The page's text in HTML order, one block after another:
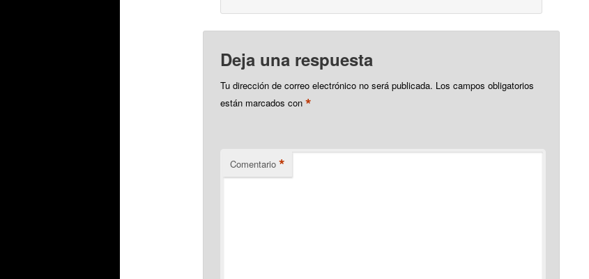
Deja una respuesta
Tu dirección de correo electrónico no será publicada. Los campos obligatorios
están marcados con*
Comentario *